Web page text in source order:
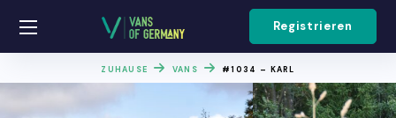
Registrieren
ZUHAUSE VANS #1034 – KARL